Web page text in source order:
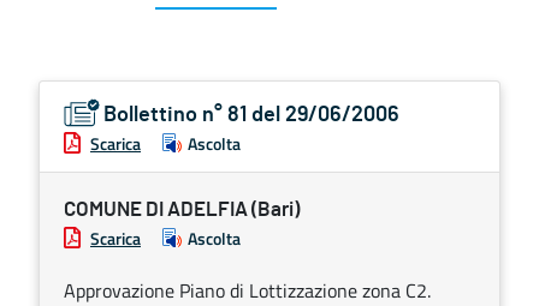
Bollettino n° 81 del 29/06/2006
Scarica Ascolta
COMUNE DI ADELFIA (Bari)
Scarica Ascolta
Approvazione Piano di Lottizzazione zona C2.